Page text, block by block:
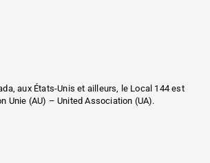
aux États-Unis et ailleurs, le Local 144 est
Unie (AU) – United Association (UA).